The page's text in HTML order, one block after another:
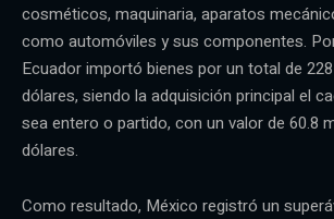
cosméticos, maquinaria, aparatos
como automóviles y sus componentes.
Ecuador importó bienes por un total de
dólares, siendo la adquisición principal el
sea entero o partido, con un valor de 60.8
dólares.
Como resultado, México registró un